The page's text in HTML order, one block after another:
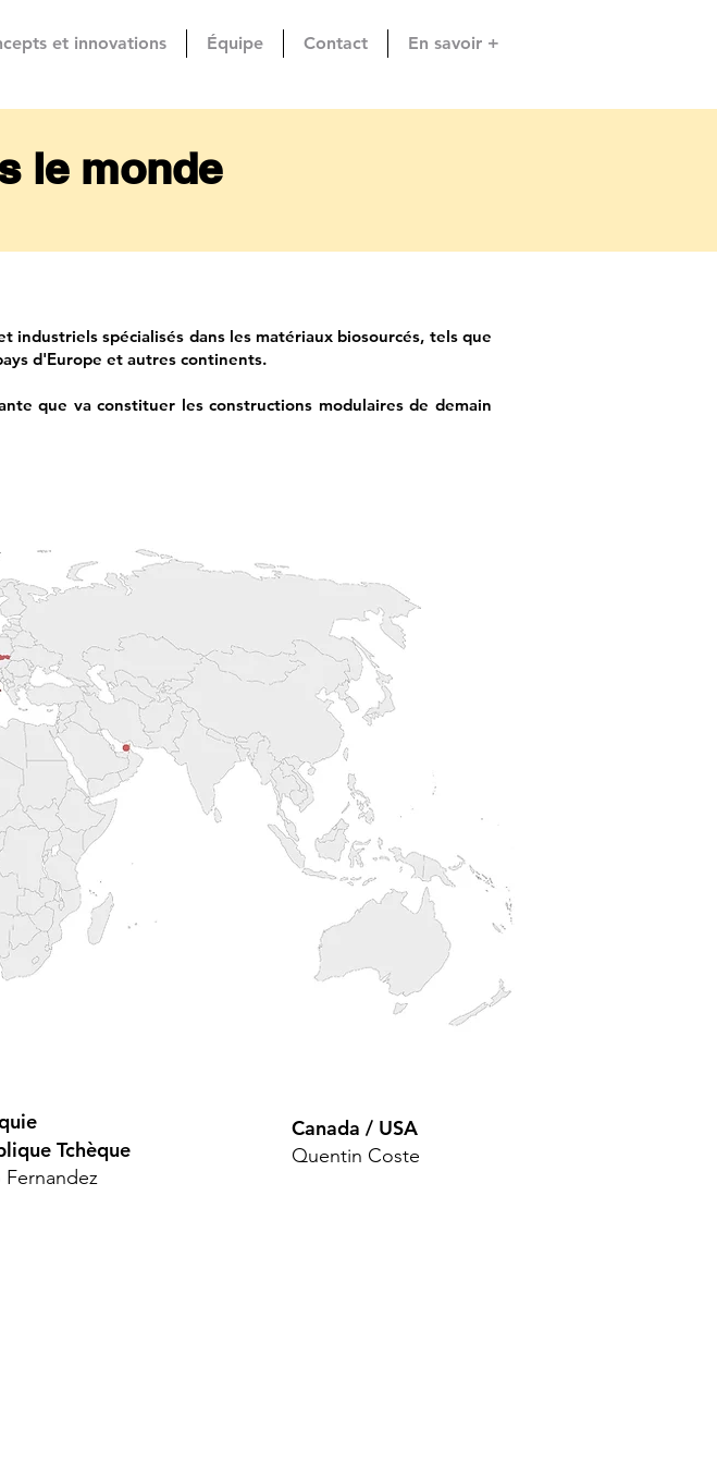
et innovations Équipe Contact En savoir +
le monde
industriels spécialisés dans les matériaux biosourcés, tels que
d'Europe et autres continents.
que va constituer les constructions modulairesde demain
Tchèque
Fernandez
Canada / USA
Quentin Coste